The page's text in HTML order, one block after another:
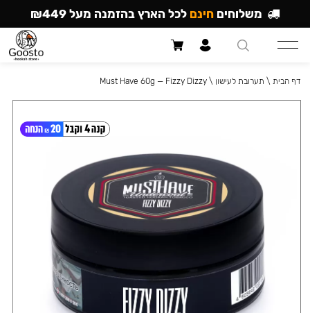
דף הבית \ תערובת לעישון \
Must Have 60g — Fizzy Dizzy
משלוחים חינם לכל הארץ בהזמנה מעל ₪449